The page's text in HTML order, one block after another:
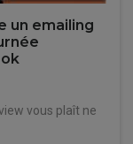
un emailing
vous plaît ne